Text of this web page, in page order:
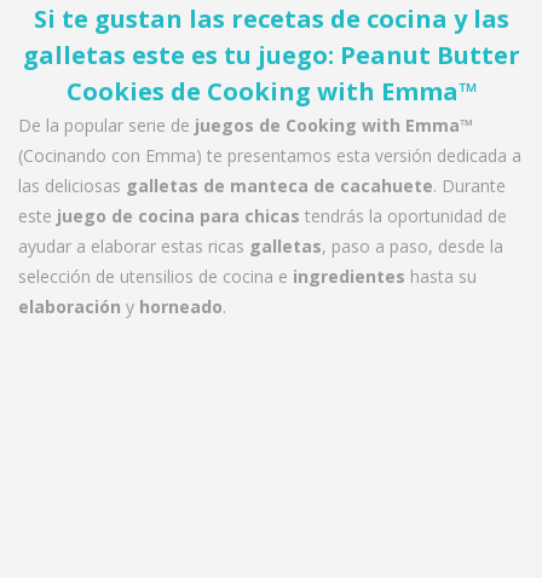
Si te gustan las recetas de cocina y las
galletas este es tu juego: Peanut Butter
Cookies de Cooking with Emma™
De la popular serie de juegos de Cooking with Emma™
(Cocinando con Emma) te presentamos esta versión dedicada a
las deliciosas galletas de manteca de cacahuete. Durante
este juego de cocina para chicas tendrás la oportunidad de
ayudar a elaborar estas ricas galletas, paso a paso, desde la
selección de utensilios de cocina e ingredientes hasta su
elaboración y horneado.